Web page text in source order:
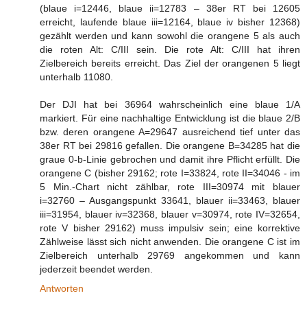
(blaue i=12446, blaue ii=12783 – 38er RT bei 12605
erreicht, laufende blaue iii=12164, blaue iv bisher 12368)
gezählt werden und kann sowohl die orangene 5 als auch
die roten Alt: C/III sein. Die rote Alt: C/III hat ihren
Zielbereich bereits erreicht. Das Ziel der orangenen 5 liegt
unterhalb 11080.
Der DJI hat bei 36964 wahrscheinlich eine blaue 1/A
markiert. Für eine nachhaltige Entwicklung ist die blaue 2/B
bzw. deren orangene A=29647 ausreichend tief unter das
38er RT bei 29816 gefallen. Die orangene B=34285 hat die
graue 0-b-Linie gebrochen und damit ihre Pflicht erfüllt. Die
orangene C (bisher 29162; rote I=33824, rote II=34046 - im
5 Min.-Chart nicht zählbar, rote III=30974 mit blauer
i=32760 – Ausgangspunkt 33641, blauer ii=33463, blauer
iii=31954, blauer iv=32368, blauer v=30974, rote IV=32654,
rote V bisher 29162) muss impulsiv sein; eine korrektive
Zählweise lässt sich nicht anwenden. Die orangene C ist im
Zielbereich unterhalb 29769 angekommen und kann
jederzeit beendet werden.
Antworten